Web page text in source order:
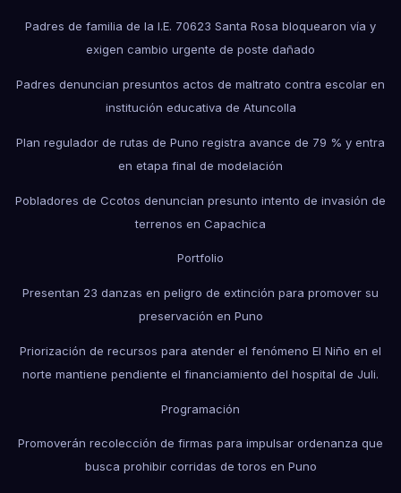
Padres de familia de la I.E. 70623 Santa Rosa bloquearon vía y
exigen cambio urgente de poste dañado
Padres denuncian presuntos actos de maltrato contra escolar en
institución educativa de Atuncolla
Plan regulador de rutas de Puno registra avance de 79 % y entra
en etapa final de modelación
Pobladores de Ccotos denuncian presunto intento de invasión de
terrenos en Capachica
Portfolio
Presentan 23 danzas en peligro de extinción para promover su
preservación en Puno
Priorización de recursos para atender el fenómeno El Niño en el
norte mantiene pendiente el financiamiento del hospital de Juli.
Programación
Promoverán recolección de firmas para impulsar ordenanza que
busca prohibir corridas de toros en Puno